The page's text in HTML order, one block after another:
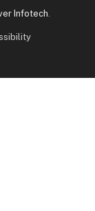
Infotech